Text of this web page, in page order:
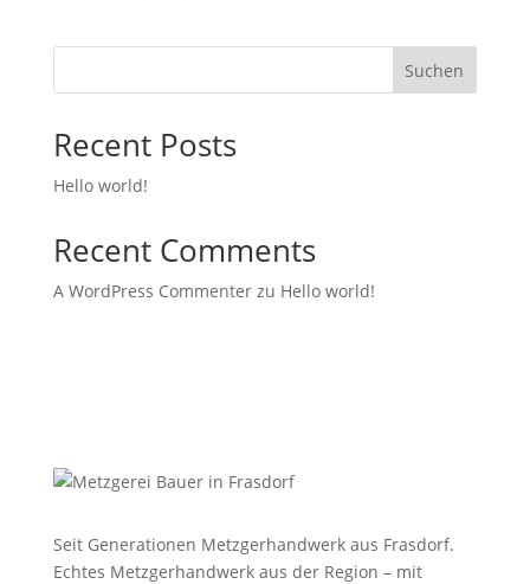
Suchen
Recent Posts
Hello world!
Recent Comments
A WordPress Commenterzu Hello world!
Seit Generationen Metzgerhandwerk aus Frasdorf.
Echtes Metzgerhandwerk aus der Region – mit